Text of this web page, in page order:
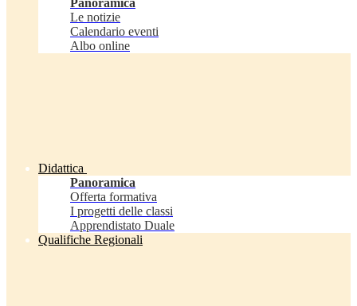
Panoramica
Le notizie
Calendario eventi
Albo online
Didattica
Panoramica
Offerta formativa
I progetti delle classi
Apprendistato Duale
Qualifiche Regionali